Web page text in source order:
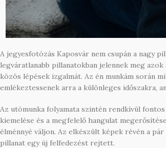
A jegyesfotózás Kaposvár nem csupán a nagy
legváratlanabb pillanatokban jelennek meg
közös lépések izgalmát. Az én munkám során
emlékeztessenek arra a különleges időszakra,
Az utómunka folyamata szintén rendkívül
kiemelése és a megfelelő hangulat
élménnyé váljon. Az elkészült képek révén a
pillanat egy új felfedezést rejtett.